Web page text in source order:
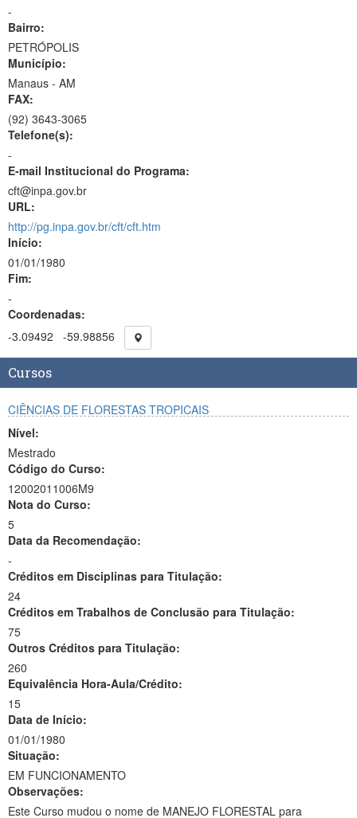
-
Bairro:
PETRÓPOLIS
Município:
Manaus - AM
FAX:
(92) 3643-3065
Telefone(s):
-
E-mail Institucional do Programa:
cft@inpa.gov.br
URL:
http://pg.inpa.gov.br/cft/cft.htm
Início:
01/01/1980
Fim:
-
Coordenadas:
-3.09492
-59.98856
Cursos
CIÊNCIAS DE FLORESTAS TROPICAIS
Nível:
Mestrado
Código do Curso:
12002011006M9
Nota do Curso:
5
Data da Recomendação:
-
Créditos em Disciplinas para Titulação:
24
Créditos em Trabalhos de Conclusão para Titulação:
75
Outros Créditos para Titulação:
260
Equivalência Hora-Aula/Crédito:
15
Data de Início:
01/01/1980
Situação:
EM FUNCIONAMENTO
Observações:
Este Curso mudou o nome de MANEJO FLORESTAL para